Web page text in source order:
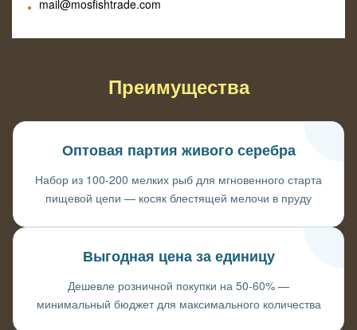
mail@mosfishtrade.com
Преимущества
Оптовая партия живого серебра
Набор из 100-200 мелких рыб для мгновенного старта
пищевой цепи — косяк блестящей мелочи в пруду
Выгодная цена за единицу
Дешевле розничной покупки на 50-60% —
минимальный бюджет для максимального количества